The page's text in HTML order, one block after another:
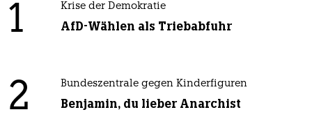
1 Krise der Demokratie
AfD-Wählen als Triebabfuhr
2 Bundeszentrale gegen Kinderfiguren
Benjamin, du lieber Anarchist